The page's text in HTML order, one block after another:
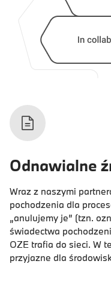
Odnawialne
Wraz z naszymi
pochodzenia dla
„anulujemy je” (tzn.
świadectwa
OZE trafia do sieci. W
przyjazne dla